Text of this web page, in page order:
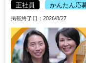
正社員 かんたん応
掲載終了日：2026/8/27